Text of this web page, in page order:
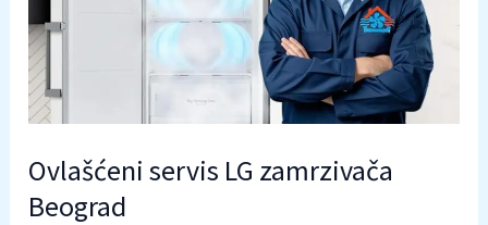
Ovlašćeni servis LG zamrzivača
Beograd